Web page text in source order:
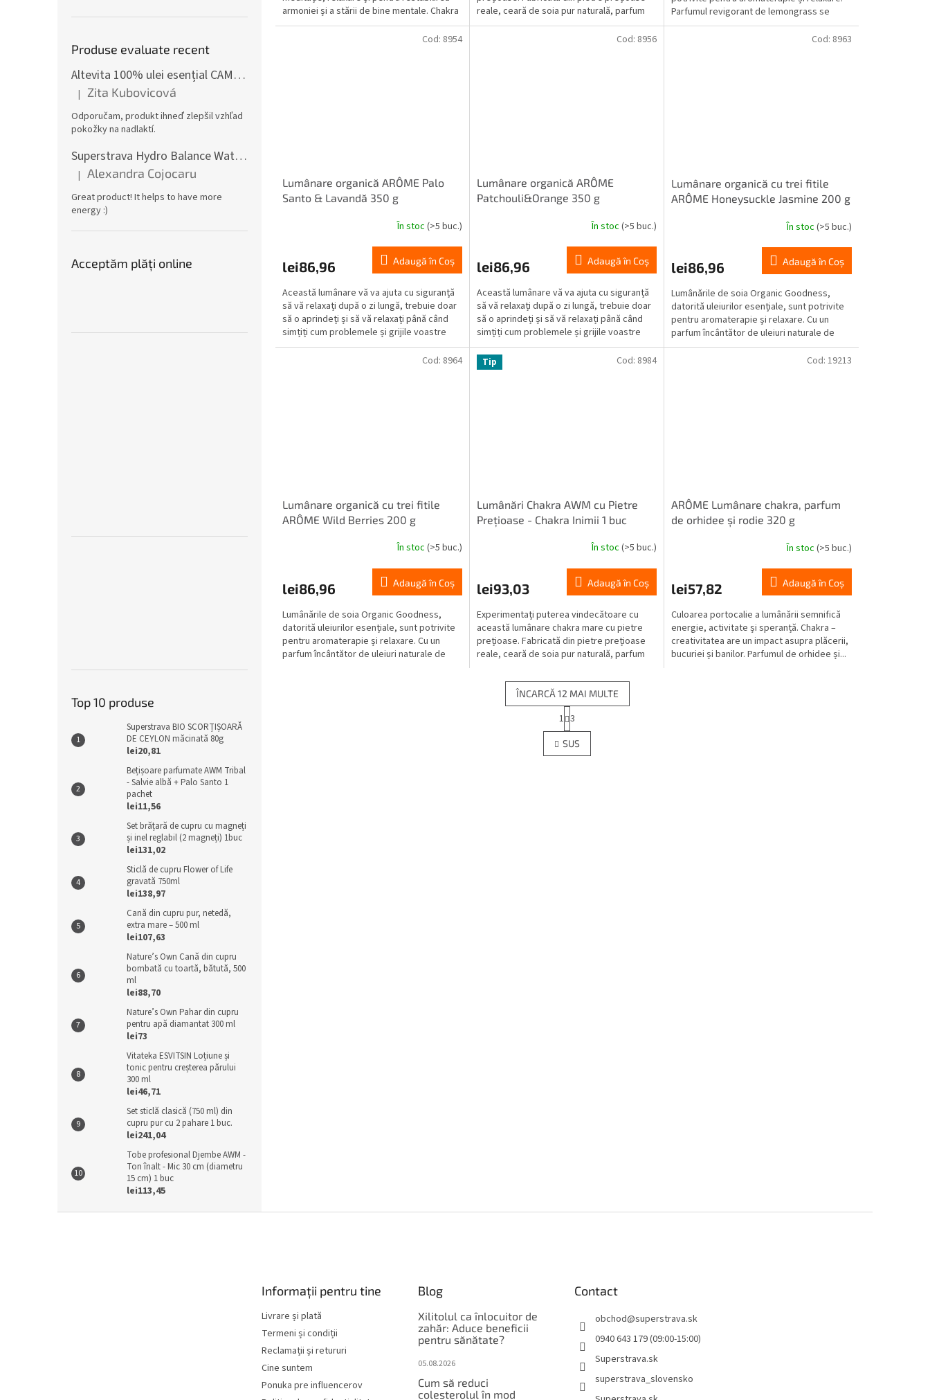
Produse evaluate recent
Altevita 100% ulei esențial CAMFOR – Uleiul energiei pozitive 10ml
Ratingul produsului este 5 din 5 stele.
| Zita Kubovicová
Odporučam, produkt ihneď zlepšil vzhľad
pokožky na nadlaktí.
Superstrava Hydro Balance Watermelon electroliți Cutie 30 x 4,7g
Ratingul produsului este 5 din 5 stele.
| Alexandra Cojocaru
Great product! It helps to have more
energy :)
Acceptăm plăţi online
Top 10 produse
Superstrava BIO SCORȚIȘOARĂ
DE CEYLON măcinată 80g
lei20,81
Bețișoare parfumate AWM Tribal
- Salvie albă + Palo Santo 1
pachet
lei11,56
Set brățară de cupru cu magneți
și inel reglabil (2 magneți) 1buc
lei131,02
Sticlă de cupru Flower of Life
gravată 750ml
lei138,97
Cană din cupru pur, netedă,
extra mare – 500 ml
lei107,63
Nature’s Own Cană din cupru
bombată cu toartă, bătută, 500
ml
lei88,70
Nature’s Own Pahar din cupru
pentru apă diamantat 300 ml
lei73
Vitateka ESVITSIN Loțiune și
tonic pentru creșterea părului
300 ml
lei46,71
Set sticlă clasică (750 ml) din
cupru pur cu 2 pahare 1 buc.
lei241,04
Tobe profesional Djembe AWM -
Ton înalt - Mic 30 cm (diametru
15 cm) 1 buc
lei113,45
armoniei și a stării de bine mentale. Chakra
- vindecarea...
stele.
reale, ceară de soia pur naturală, parfum
special...
Parfumul revigorant de lemongrass se
îmbină cu...
Lumânare organică ARÔME Palo
Santo & Lavandă 350 g
În stoc (>5 buc.)
lei86,96 Adaugă în Coş
Această lumânare vă va ajuta cu siguranță
să vă relaxați după o zi lungă, trebuie doar
să o aprindeți și să vă relaxați până când
simțiți cum problemele și grijile voastre
se...
Cod: 8954
Lumânare organică ARÔME
Patchouli&Orange 350 g
În stoc (>5 buc.)
lei86,96 Adaugă în Coş
Această lumânare vă va ajuta cu siguranță
să vă relaxați după o zi lungă, trebuie doar
să o aprindeți și să vă relaxați până când
simțiți cum problemele și grijile voastre
se...
Cod: 8956
Lumânare organică cu trei fitile
ARÔME Honeysuckle Jasmine 200 g
În stoc (>5 buc.)
lei86,96 Adaugă în Coş
Lumânările de soia Organic Goodness,
datorită uleiurilor esențiale, sunt potrivite
pentru aromaterapie și relaxare. Cu un
parfum încântător de uleiuri naturale de
trandafir...
Cod: 8963
Lumânare organică cu trei fitile
ARÔME Wild Berries 200 g
În stoc (>5 buc.)
lei86,96 Adaugă în Coş
Lumânările de soia Organic Goodness,
datorită uleiurilor esențiale, sunt potrivite
pentru aromaterapie și relaxare. Cu un
parfum încântător de uleiuri naturale de
Cod: 8964 Tip
Lumânări Chakra AWM cu Pietre
Prețioase - Chakra Inimii 1 buc
În stoc (>5 buc.)
lei93,03 Adaugă în Coş
Experimentați puterea vindecătoare cu
această lumânare chakra mare cu pietre
prețioase. Fabricată din pietre prețioase
reale, ceară de soia pur naturală, parfum
Cod: 8984
ARÔME Lumânare chakra, parfum
de orhidee și rodie 320 g
În stoc (>5 buc.)
lei57,82 Adaugă în Coş
Culoarea portocalie a lumânării semnifică
energie, activitate și speranță. Chakra –
creativitatea are un impact asupra plăcerii,
bucuriei și banilor. Parfumul de orhidee și...
Cod: 19213
C
o
n
ÎNCARCĂ 12 MAI MULTE
a
g
i
n
1 3
SUS
Informații pentru tine
Livrare și plată
Termeni și condiții
Reclamații și retururi
Cine suntem
Ponuka pre influencerov
Blog
Xilitolul ca înlocuitor de
zahăr: Aduce beneficii
pentru sănătate?
05.08.2026
Cum să reduci
colesterolul în mod
Contact
obchod@superstrava.sk
0940 643 179 (09:00-15:00)
Superstrava.sk
superstrava_slovensko